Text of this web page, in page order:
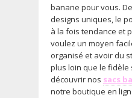
banane pour vous.
designs uniques, le
à la fois tendance et
voulez un moyen
organisé et avoir du
plus loin que le fidèle
découvrir nos sacs
notre boutique en